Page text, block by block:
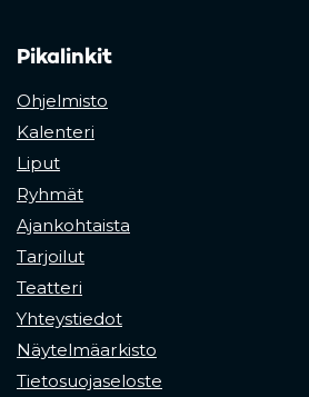
Pikalinkit
Ohjelmisto
Kalenteri
Liput
Ryhmät
Ajankohtaista
Tarjoilut
Teatteri
Yhteystiedot
Näytelmäarkisto
Tietosuojaseloste